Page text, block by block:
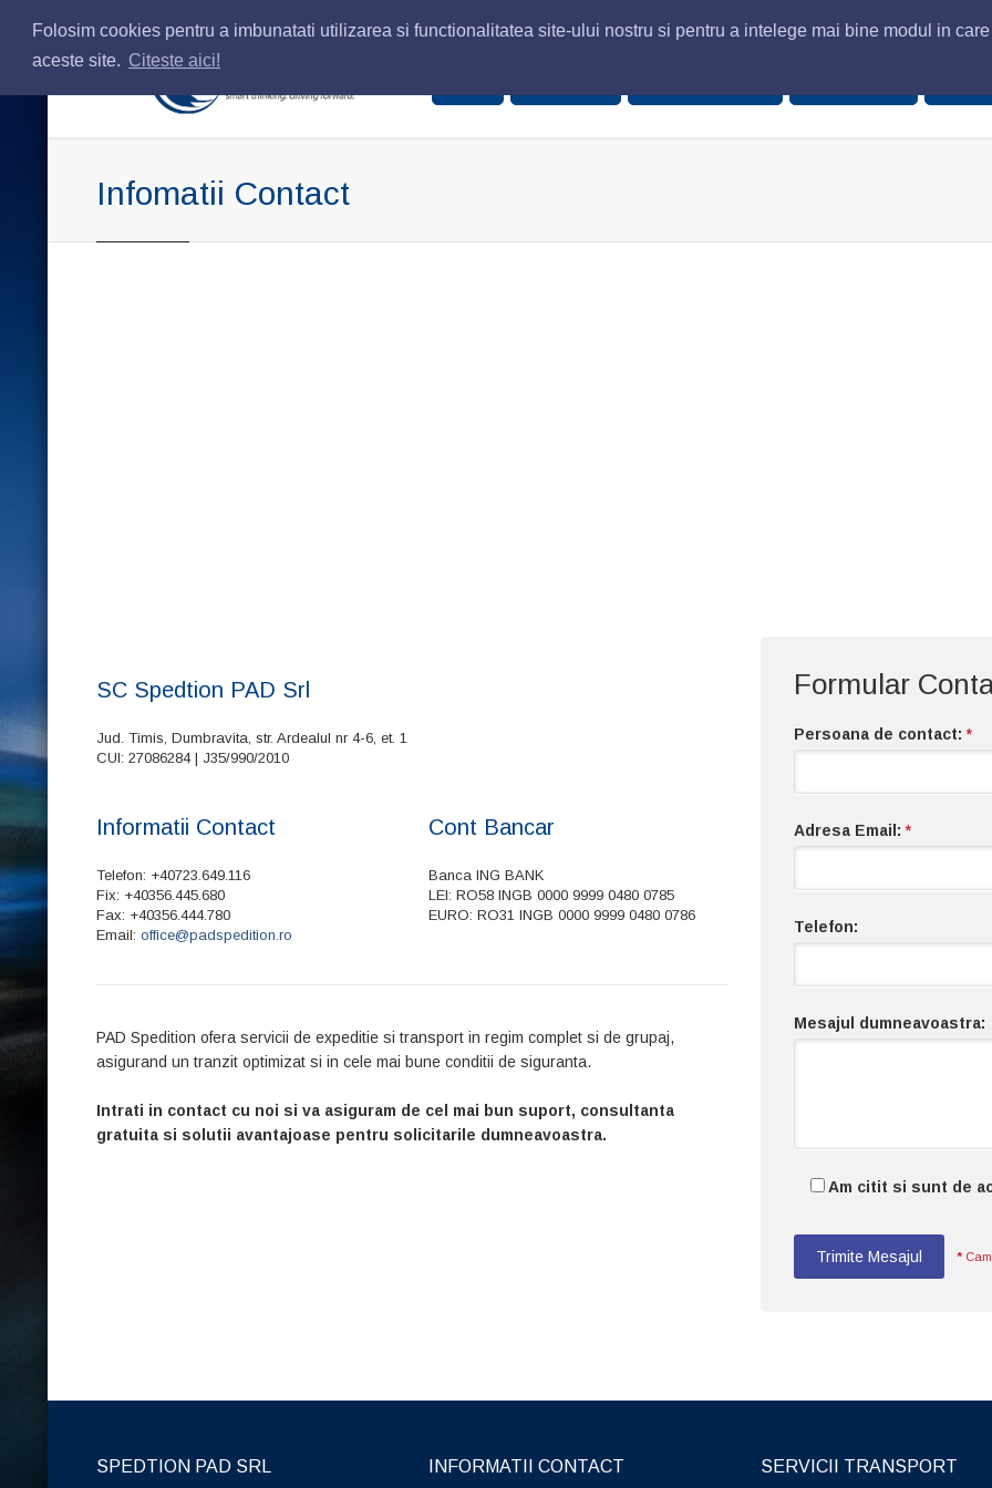
Folosim cookies pentru a imbunatati utilizarea si functionalitatea site-ului nostru si pentru a intelege mai bine modul in
aceste site. Citeste aici!
Infomatii Contact
SC Spedtion PAD Srl
Jud. Timis, Dumbravita, str. Ardealul nr 4-6, et. 1
CUI: 27086284 | J35/990/2010
Informatii Contact
Telefon: +40723.649.116
Fix: +40356.445.680
Fax: +40356.444.780
Email: office@padspedition.ro
Cont Bancar
Banca ING BANK
LEI: RO58 INGB 0000 9999 0480 0785
EURO: RO31 INGB 0000 9999 0480 0786
PAD Spedition ofera servicii de expeditie si transport in regim complet si de grupaj,
asigurand un tranzit optimizat si in cele mai bune conditii de siguranta.
Intrati in contact cu noi si va asiguram de cel mai bun suport, consultanta
gratuita si solutii avantajoase pentru solicitarile dumneavoastra.
Formular
Persoana de contact: *
Adresa Email: *
Telefon:
Mesajul dumneavoastra:
Am citit si sunt de
Trimite Mesajul *
SPEDTION PAD SRL INFORMATII CONTACT SERVICII TRANSPORT